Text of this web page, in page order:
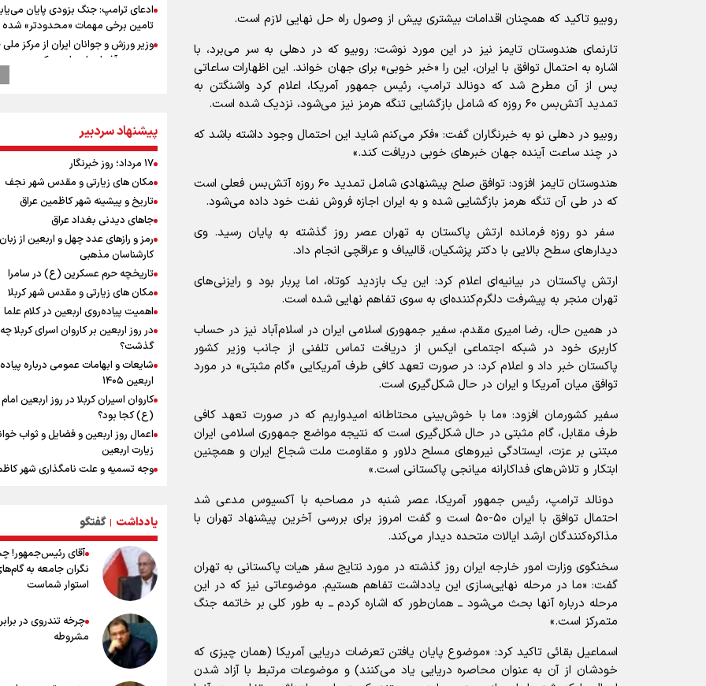
روبیو تاکید که همچنان اقدامات بیشتری پیش از وصول راه حل نهایی لازم است.
تارنمای هندوستان تایمز نیز در این مورد نوشت: روبیو که در دهلی به سر می‌برد، با
اشاره به احتمال توافق با ایران، این را «خبر خوبی» برای جهان خواند. این اظهارات ساعاتی
پس از آن مطرح شد که دونالد ترامپ، رئیس جمهور آمریکا، اعلام کرد واشنگتن به
تمدید آتش‌بس ۶۰ روزه که شامل بازگشایی تنگه هرمز نیز می‌شود، نزدیک شده است.
روبیو در دهلی نو به خبرنگاران گفت: «فکر می‌کنم شاید این احتمال وجود داشته باشد که
در چند ساعت آینده جهان خبر‌های خوبی دریافت کند.»
هندوستان تایمز افزود: توافق صلح پیشنهادی شامل تمدید ۶۰ روزه آتش‌بس فعلی است
که در طی آن تنگه هرمز بازگشایی شده و به ایران اجازه فروش نفت خود داده می‌شود.
سفر دو روزه فرمانده ارتش پاکستان به تهران عصر روز گذشته به پایان رسید. وی
دیدار‌های سطح بالایی با دکتر پزشکیان، قالیباف و عراقچی انجام داد.
ارتش پاکستان در بیانیه‌ای اعلام کرد: این یک بازدید کوتاه، اما پربار بود و رایزنی‌های
تهران منجر به پیشرفت دلگرم‌کننده‌ای به سوی تفاهم نهایی شده است.
در همین حال، رضا امیری مقدم، سفیر جمهوری اسلامی ایران در اسلام‌آباد نیز در حساب
کاربری خود در شبکه اجتماعی ایکس از دریافت تماس تلفنی از جانب وزیر کشور
پاکستان خبر داد و اعلام کرد: در صورت تعهد کافی طرف آمریکایی «گام مثبتی» در مورد
توافق میان آمریکا و ایران در حال شکل‌گیری است.
سفیر کشورمان افزود: «ما با خوش‌بینی محتاطانه امیدواریم که در صورت تعهد کافی
طرف مقابل، گام مثبتی در حال شکل‌گیری است که نتیجه مواضع جمهوری اسلامی ایران
مبتنی بر عزت، ایستادگی نیرو‌های مسلح دلاور و مقاومت ملت شجاع ایران و همچنین
ابتکار و تلاش‌های فداکارانه میانجی پاکستانی است.»
دونالد ترامپ، رئیس جمهور آمریکا، عصر شنبه در مصاحبه با آکسیوس مدعی شد
احتمال توافق با ایران ۵۰-۵۰ است و گفت امروز برای بررسی آخرین پیشنهاد تهران با
مذاکره‌کنندگان ارشد ایالات متحده دیدار می‌کند.
سخنگوی وزارت امور خارجه ایران روز گذشته در مورد نتایج سفر هیات پاکستانی به تهران
گفت: «ما در مرحله نهایی‌سازی این یادداشت تفاهم هستیم. موضوعاتی نیز که در این
مرحله درباره آنها بحث می‌شود ــ همان‌طور که اشاره کردم ــ به طور کلی بر خاتمه جنگ
متمرکز است.»
اسماعیل بقائی تاکید کرد: «موضوع پایان یافتن تعرضات دریایی آمریکا (همان چیزی که
خودشان از آن به عنوان محاصره دریایی یاد می‌کنند) و موضوعات مرتبط با آزاد شدن
ادعای ترامپ: جنگ بزودی پایان
تامین برخی مهمات «محدودتر»
وزیر ورزش و جوانان ایران از مرکز
جمهوری آذربایجان بازدید کرد
بازدید وزیر ورزش ایران از مجموعه
افزایش تعداد قربانیان تیراندازی در
تایلندی
موسی جنپو، بازیکن فصل گذشته
پانتولیکوس یونان پیوست
دانیال شه‌بخش: اردوی ازبکستان
تیم ملی را بالا برد/ برای مدال ناگویا باید
قهرمانان جهان و المپیک را شکست
انتشار نتایج آزمون ورودی مدارس
ورزشکاران سنگنوردی
یمن، ایستاده در برابر تحریم و تجاوز
کیلوگرم : امیدوارم با خوشرنگ‌ترین
ایران برگردیم
خودکشی ضارب ۱۴ ساله مدرسه تایلندی
خطیب جمعه تهران: دشمن شکست
مفتضحانه خورده و به التماس افتاده،
باخت را هم بلد نیست
مکان های زیارتی و مقدس شهر نجف
محسن رضایی: اجازه باز شدن مسیر
تنگه هرمز را نخواهیم داد
خبر سخنگوی کمیسیون امنیت از
پیشنهاد سردبیر
۱۷ مرداد؛ روز خبرنگار
مکان های زیارتی و مقدس شهر نجف
تاریخ و پیشینه شهر کاظمین عراق
جاهای دیدنی بغداد عراق
رمز و رازهای عدد چهل و اربعین از زبان
کارشناسان مذهبی
تاریخچه حرم عسکرین (ع) در سامرا
مکان های زیارتی و مقدس شهر کربلا
اهمیت پیاده‌روی اربعین در کلام علما
در روز اربعین بر کاروان اسرای کربلا چه
گذشت؟
شایعات و ابهامات عمومی درباره
اربعین ۱۴۰۵
کاروان اسیران کربلا در روز اربعین
(ع) کجا بود؟
اعمال روز اربعین و فضایل و ثواب
زیارت اربعین
وجه تسمیه و علت نامگذاری شهر
از طریق العلماء
وجه تسمیه و علت نامگذاری شهر
وجه تسمیه و علت نامگذاری شهر کربلا
بهترین موکب‌های ایرانی در پیاده روی
۱۴۰۵
توصیه هایی مهم برای پیچ خوردگی پا
پیاده روی اربعین
سفری ایمن و معنوی
یادداشت | گفتگو
آقای رئیس‌جمهور!
نگران جامعه به
استوار شماست
چرخه تندروی در
مشروطه